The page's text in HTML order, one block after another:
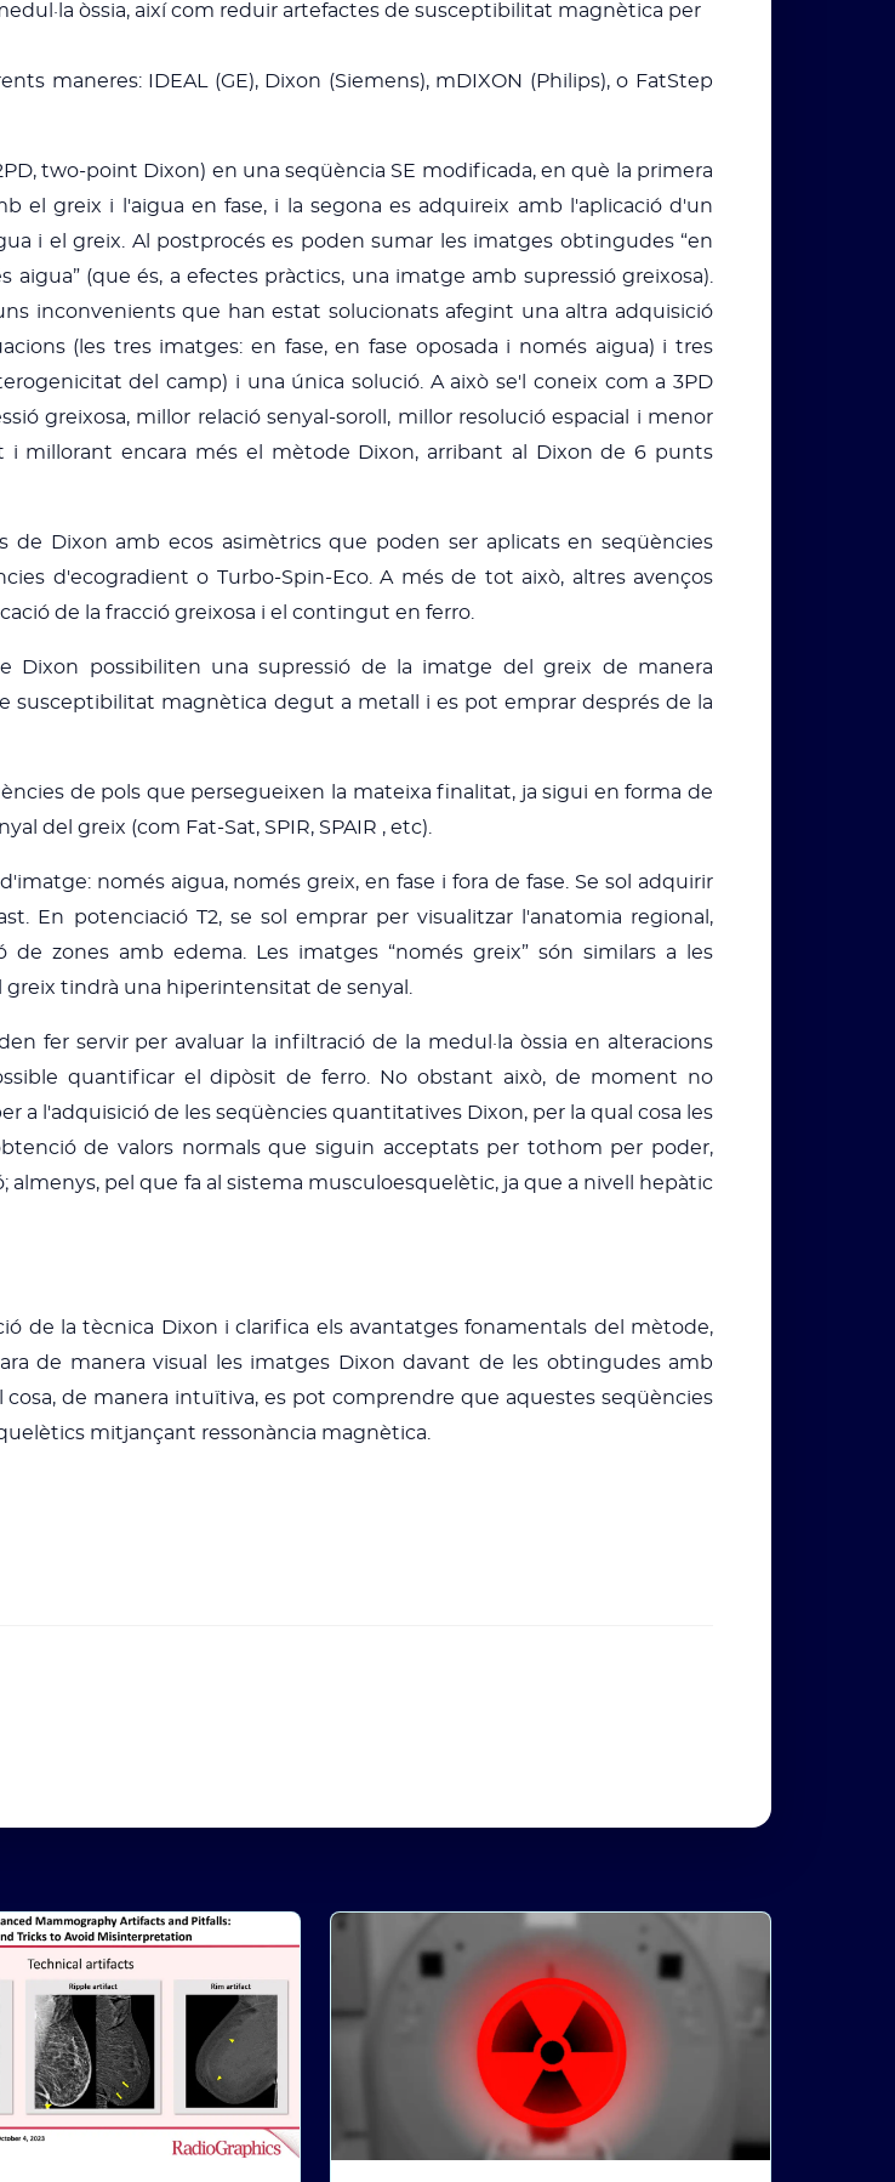
òssia, així com reduir artefactes de susceptibilitat magnètica per
maneres: IDEAL (GE), Dixon (Siemens), mDIXON (Philips), o FatStep
two-point Dixon) en una seqüència SE modificada, en què la primera
el greix i l'aigua en fase, i la segona es adquireix amb l'aplicació d'un
i el greix. Al postprocés es poden sumar les imatges obtingudes “en
aigua” (que és, a efectes pràctics, una imatge amb supressió greixosa).
inconvenients que han estat solucionats afegint una altra adquisició
(les tres imatges: en fase, en fase oposada i només aigua) i tres
del camp) i una única solució. A això se'l coneix com a 3PD
greixosa, millor relació senyal-soroll, millor resolució espacial i menor
millorant encara més el mètode Dixon, arribant al Dixon de 6 punts
Dixon amb ecos asimètrics que poden ser aplicats en seqüències
d'ecogradient o Turbo-Spin-Eco. A més de tot això, altres avenços
de la fracció greixosa i el contingut en ferro.
Dixon possibiliten una supressió de la imatge del greix de manera
susceptibilitat magnètica degut a metall i es pot emprar després de la
de pols que persegueixen la mateixa finalitat, ja sigui en forma de
del greix (com Fat-Sat, SPIR, SPAIR , etc).
només aigua, només greix, en fase i fora de fase. Se sol adquirir
En potenciació T2, se sol emprar per visualitzar l'anatomia regional,
zones amb edema. Les imatges “només greix” són similars a les
greix tindrà una hiperintensitat de senyal.
fer servir per avaluar la infiltració de la medul·la òssia en alteracions
quantificar el dipòsit de ferro. No obstant això, de moment no
a l'adquisició de les seqüències quantitatives Dixon, per la qual cosa les
de valors normals que siguin acceptats per tothom per poder,
almenys, pel que fa al sistema musculoesquelètic, ja que a nivell hepàtic
de la tècnica Dixon i clarifica els avantatges fonamentals del mètode,
de manera visual les imatges Dixon davant de les obtingudes amb
de manera intuïtiva, es pot comprendre que aquestes seqüències
mitjançant ressonància magnètica.